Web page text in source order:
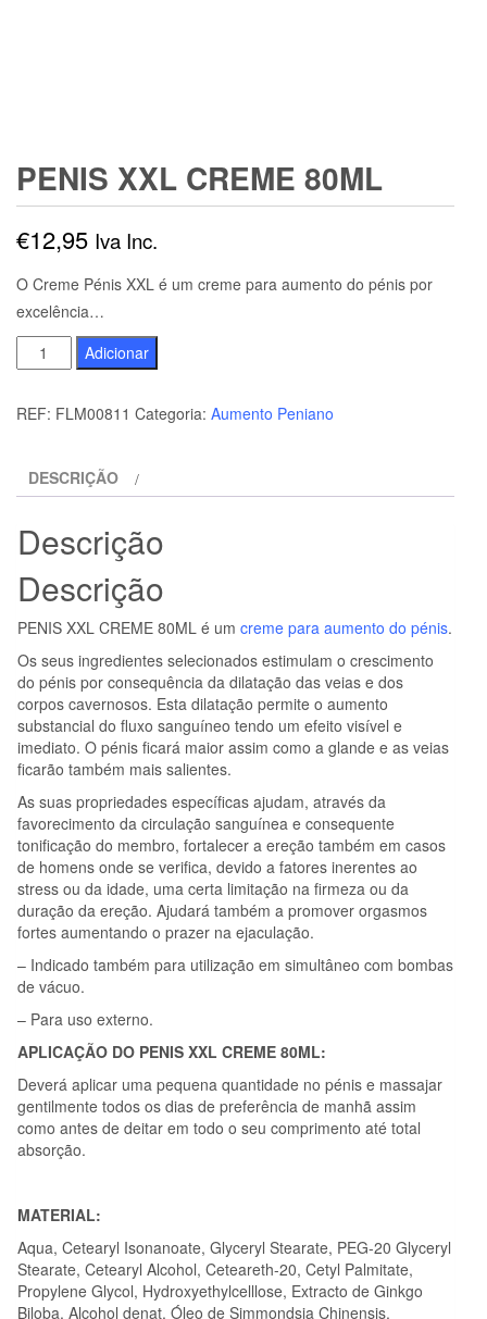
PENIS XXL CREME 80ML
€12,95 Iva Inc.
O Creme Pénis XXL é um creme para aumento do pénis por
excelência…
Quantidade
de
PENIS
80ML
Adicionar
REF: FLM00811 Categoria: Aumento Peniano
DESCRIÇÃO
Descrição
Descrição
PENIS XXL CREME 80ML é um creme para aumento do pénis.
Os seus ingredientes selecionados estimulam o crescimento
do pénis por consequência da dilatação das veias e dos
corpos cavernosos. Esta dilatação permite o aumento
substancial do fluxo sanguíneo tendo um efeito visível e
imediato. O pénis ficará maior assim como a glande e as veias
ficarão também mais salientes.
As suas propriedades específicas ajudam, através da
favorecimento da circulação sanguínea e consequente
tonificação do membro, fortalecer a ereção também em casos
de homens onde se verifica, devido a fatores inerentes ao
stress ou da idade, uma certa limitação na firmeza ou da
duração da ereção. Ajudará também a promover orgasmos
fortes aumentando o prazer na ejaculação.
– Indicado também para utilização em simultâneo com bombas
de vácuo.
– Para uso externo.
APLICAÇÃO DO PENIS XXL CREME 80ML:
Deverá aplicar uma pequena quantidade no pénis e massajar
gentilmente todos os dias de preferência de manhã assim
como antes de deitar em todo o seu comprimento até total
absorção.
MATERIAL:
Aqua, Cetearyl Isonanoate, Glyceryl Stearate, PEG-20 Glyceryl
Stearate, Cetearyl Alcohol, Ceteareth-20, Cetyl Palmitate,
Propylene Glycol, Hydroxyethylcelllose, Extracto de Ginkgo
Biloba, Alcohol denat, Óleo de Simmondsia Chinensis,